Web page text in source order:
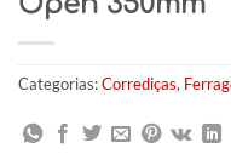
Categorias:Corrediças,